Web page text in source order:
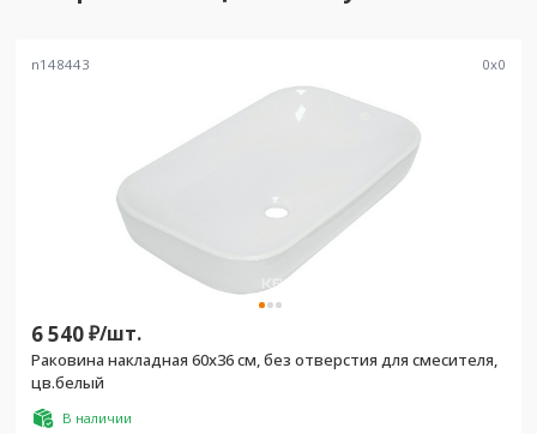
n148443 0x0
6 540₽/шт.
Раковина накладная 60х36 см, без отверстия для смесителя,
цв.белый
В наличии